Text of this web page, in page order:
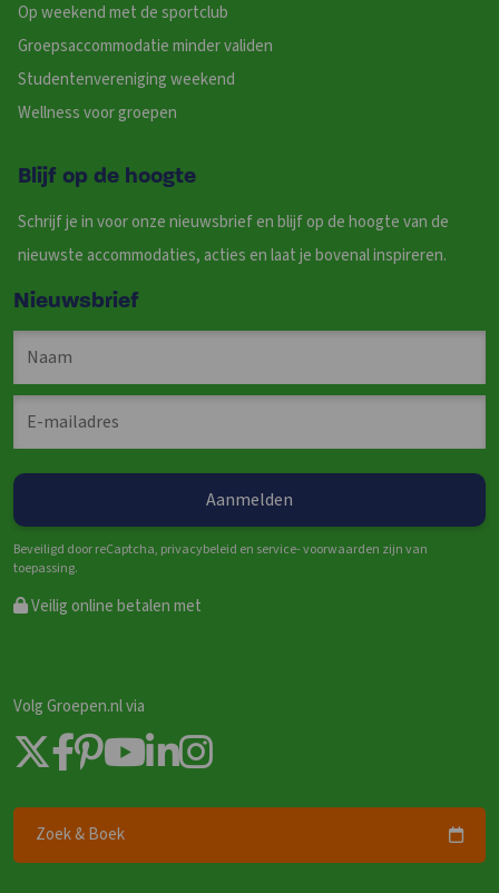
Op weekend met de sportclub
Groepsaccommodatie minder validen
Studentenvereniging weekend
Wellness voor groepen
Blijf op de hoogte
Schrijf je in voor onze nieuwsbrief en blijf op de hoogte van de
nieuwste accommodaties, acties en laat je bovenal inspireren.
Nieuwsbrief
Beveiligd door reCaptcha, privacybeleid en service- voorwaarden zijn van
toepassing.
Veilig online betalen met
Volg Groepen.nl via
Zoek & Boek